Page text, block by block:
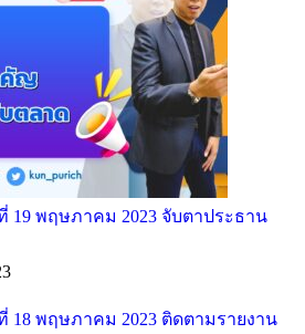
19 พฤษภาคม 2023 จับตาประธาน
18 พฤษภาคม 2023 ติดตามรายงาน